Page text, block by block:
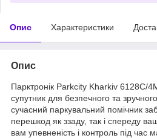
Опис Характеристики
Опис
Парктронік Parkcity Kharkiv 6128C/
супутник для безпечного та
сучасний паркувальний помічник
перешкод як ззаду, так і спереду
вам упевненість і контроль під час